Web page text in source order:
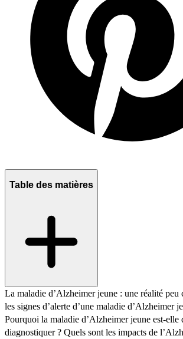
Table des matières
La maladie d’Alzheimer jeune : une réalité peu
les signes d’alerte d’une maladie d’Alzheimer
Pourquoi la maladie d’Alzheimer jeune est-elle
diagnostiquer ? Quels sont les impacts de